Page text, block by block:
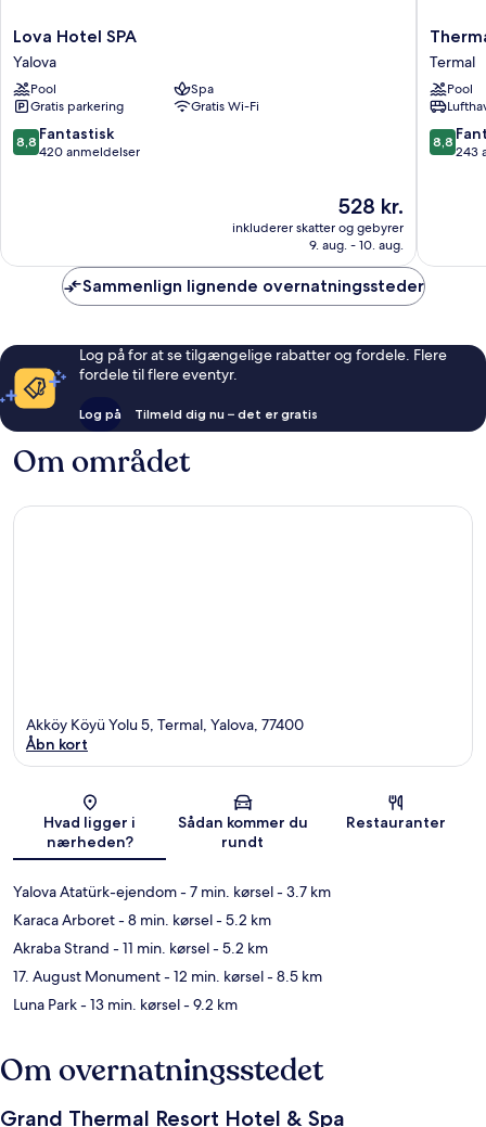
Lova
Hotel
SPA
Yalova
Lova Hotel SPA
Yalova
Pool
Spa
Gratis parkering
Gratis Wi-Fi
8.8
ud
8,8 Fantastisk
420 anmeldelser
Prisen
528 kr.
528 kr.
inkluderer skatter og gebyrer
9. aug. - 10. aug.
Thermal
Saray
Hotel
&
Spa
Yalova
Termal
Termal
Pool
8.8
ud
8,8
243
Sammenlign lignende overnatningssteder
Log på for at se tilgængelige rabatter og fordele. Flere
fordele til flere eventyr.
Log på Tilmeld dig nu – det er gratis
Om området
Kort
Akköy Köyü Yolu 5, Termal, Yalova, 77400
Åbn kort
Hvad ligger i
nærheden?
Sådan kommer du
rundt
Restauranter
Yalova Atatürk-ejendom- 7 min. kørsel- 3.7 km
Karaca Arboret- 8 min. kørsel- 5.2 km
Akraba Strand - 11 min. kørsel- 5.2 km
17. August Monument- 12 min. kørsel- 8.5 km
Luna Park- 13 min. kørsel- 9.2 km
Om overnatningsstedet
Grand Thermal Resort Hotel & Spa